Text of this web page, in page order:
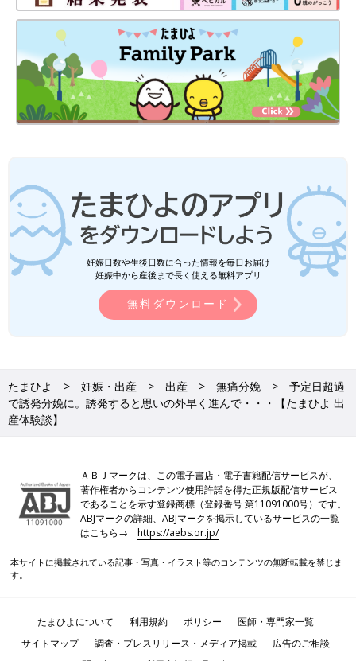
妊娠日数や生後日数に合った情報を毎日お届け
妊娠中から産後まで長く使える無料アプリ
無料ダウンロード
たまひよ 妊娠・出産 出産 無痛分娩
予定日超過
で誘発分娩に。誘発すると思いの外早く進んで・・・【たまひよ 出
産体験談】
ＡＢＪマークは、この電子書店・電子書籍配信サービスが、
著作権者からコンテンツ使用許諾を得た正規版配信サービス
であることを示す登録商標（登録番号 第11091000号）です。
ABJマークの詳細、ABJマークを掲示しているサービスの一覧
はこちら→https://aebs.or.jp/
本サイトに掲載されている記事・写真・イラスト等のコンテンツの無断転載を禁じま
す。
たまひよについて 利用規約 ポリシー
医師・専門家一覧
サイトマップ
調査・プレスリリース・メディア掲載
広告のご相談